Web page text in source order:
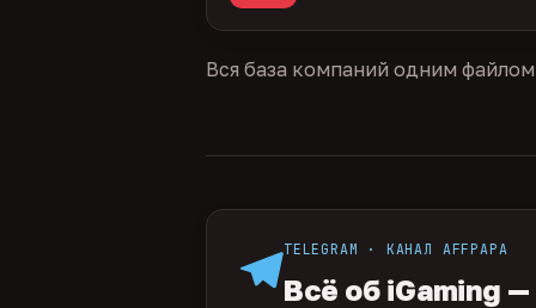
Вся база компаний одним
TELEGRAM · КАНАЛ AFFPAPA
Всё об iGaming